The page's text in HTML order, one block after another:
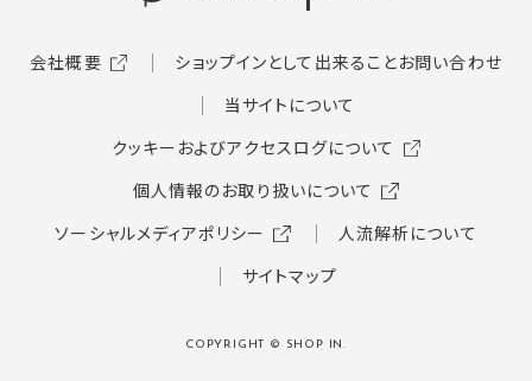
会社概要 ショップインとして出来ることお問い合わせ
当サイトについて
クッキーおよびアクセスログについて
個人情報のお取り扱いについて
ソーシャルメディアポリシー
人流解析について
サイトマップ
COPYRIGHT © SHOP IN.